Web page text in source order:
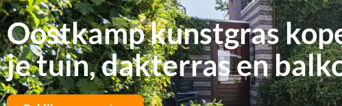
Oostkamp kunstgras
je tuin, dakterras en